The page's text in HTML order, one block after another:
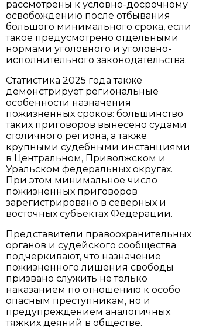
рассмотрены к условно-досрочному
освобождению после отбывания
большого минимального срока, если
такое предусмотрено отдельными
нормами уголовного и уголовно-
исполнительного законодательства.
Статистика 2025 года также
демонстрирует региональные
особенности назначения
пожизненных сроков: большинство
таких приговоров вынесено судами
столичного региона, а также
крупными судебными инстанциями
в Центральном, Приволжском и
Уральском федеральных округах.
При этом минимальное число
пожизненных приговоров
зарегистрировано в северных и
восточных субъектах Федерации.
Представители правоохранительных
органов и судейского сообщества
подчеркивают, что назначение
пожизненного лишения свободы
призвано служить не только
наказанием по отношению к особо
опасным преступникам, но и
предупреждением аналогичных
тяжких деяний в обществе.